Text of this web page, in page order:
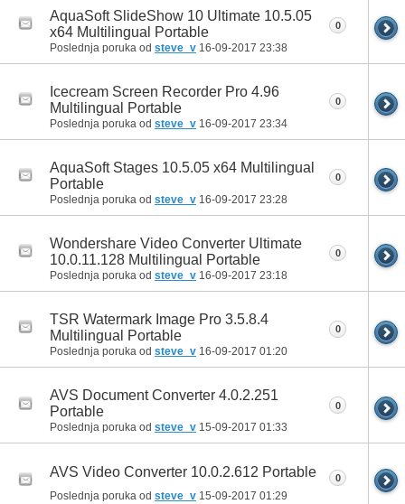
AquaSoft SlideShow 10 Ultimate 10.5.05
x64 Multilingual Portable
Poslednja poruka od steve_v 16-09-2017 23:38
0
Icecream Screen Recorder Pro 4.96
Multilingual Portable
Poslednja poruka od steve_v 16-09-2017 23:34
0
AquaSoft Stages 10.5.05 x64 Multilingual
Portable
Poslednja poruka od steve_v 16-09-2017 23:28
0
Wondershare Video Converter Ultimate
10.0.11.128 Multilingual Portable
Poslednja poruka od steve_v 16-09-2017 23:18
0
TSR Watermark Image Pro 3.5.8.4
Multilingual Portable
Poslednja poruka od steve_v 16-09-2017 01:20
0
AVS Document Converter 4.0.2.251
Portable
Poslednja poruka od steve_v 15-09-2017 01:33
0
AVS Video Converter 10.0.2.612 Portable
Poslednja poruka od steve_v 15-09-2017 01:29
0